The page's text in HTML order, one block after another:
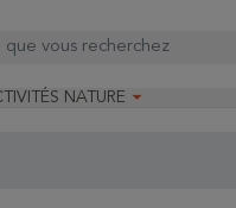
NATURE 